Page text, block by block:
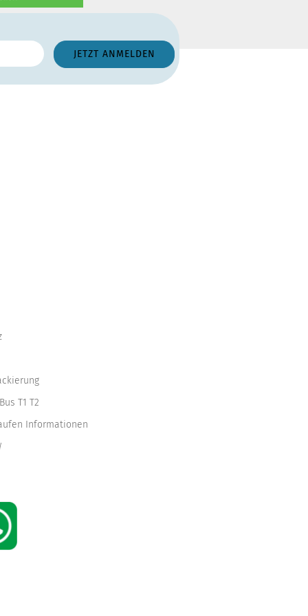
T1 T2
Informationen